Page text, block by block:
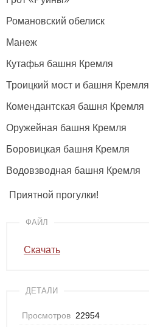
Романовский обелиск
Манеж
Кутафья башня Кремля
Троицкий мост и башня Кремля
Комендантская башня Кремля
Оружейная башня Кремля
Боровицкая башня Кремля
Водовзводная башня Кремля
Приятной прогулки!
ФАЙЛ
Скачать
ДЕТАЛИ
Просмотров 22954